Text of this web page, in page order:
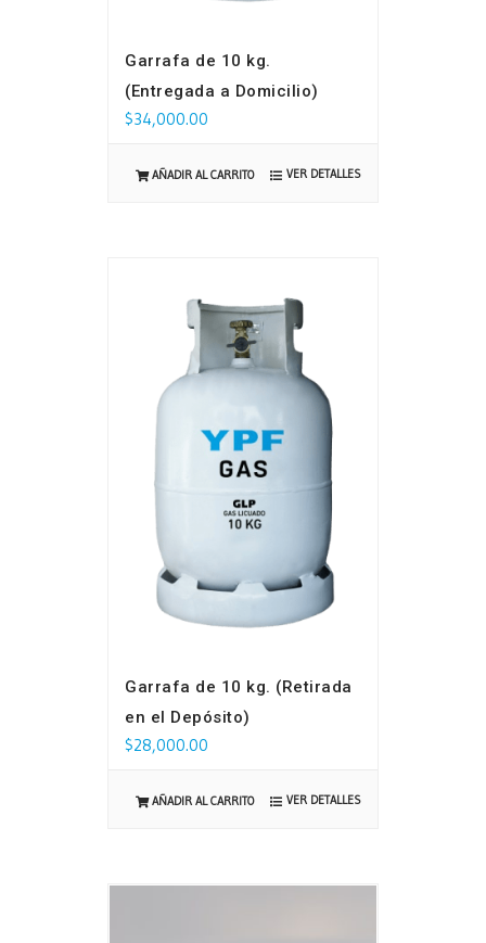
Garrafa de 10 kg.
(Entregada a Domicilio)
$34,000.00
AÑADIR AL CARRITO VER DETALLES
Garrafa de 10 kg. (Retirada
en el Depósito)
$28,000.00
AÑADIR AL CARRITO VER DETALLES